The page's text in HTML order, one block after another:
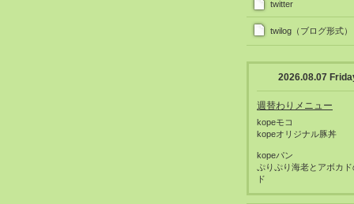
twitter
twilog（ブログ形式）
2026.08.07
週替わりメニュー
kopeモコ
kopeオリジナル豚丼
kopeパン
ぷりぷり海老とアボカド
ド